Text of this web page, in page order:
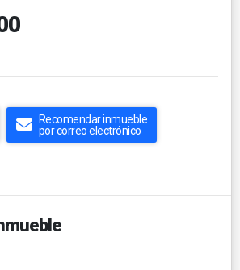
Recomendar inmueble
por correo electrónico